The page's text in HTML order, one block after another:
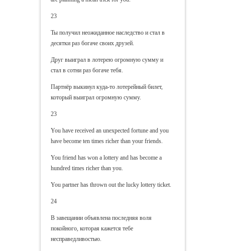
23
Ты получил неожиданное наследство и стал в
десятки раз богаче своих друзей.
Друг выиграл в лотерею огромную сумму и
стал в сотни раз богаче тебя.
Партнёр выкинул куда-то лотерейный билет,
который выиграл огромную сумму.
23
You have received an unexpected fortune and you
have become ten times richer than your friends.
You friend has won a lottery and has become a
hundred times richer than you.
You partner has thrown out the lucky lottery ticket.
24
В завещании объявлена последняя воля
покойного, которая кажется тебе
несправедливостью.